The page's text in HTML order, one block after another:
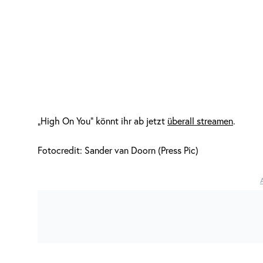
„High On You“ könnt ihr ab jetzt überall streamen.
Fotocredit: Sander van Doorn (Press Pic)